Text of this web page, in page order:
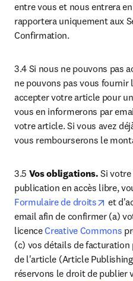
entre vous et nous entrera
rapportera uniquement aux
Confirmation.
3.4 Si nous ne pouvons pas
ne pouvons pas vous fournir
accepter votre article pour
vous en informerons par
votre article. Si vous avez
vous rembourserons le
3.5 Vos obligations. Si
Formulaire de droits
et
email afin de confirmer (a)
licence Creative Commons
(c) vos détails de
de l'article (Article